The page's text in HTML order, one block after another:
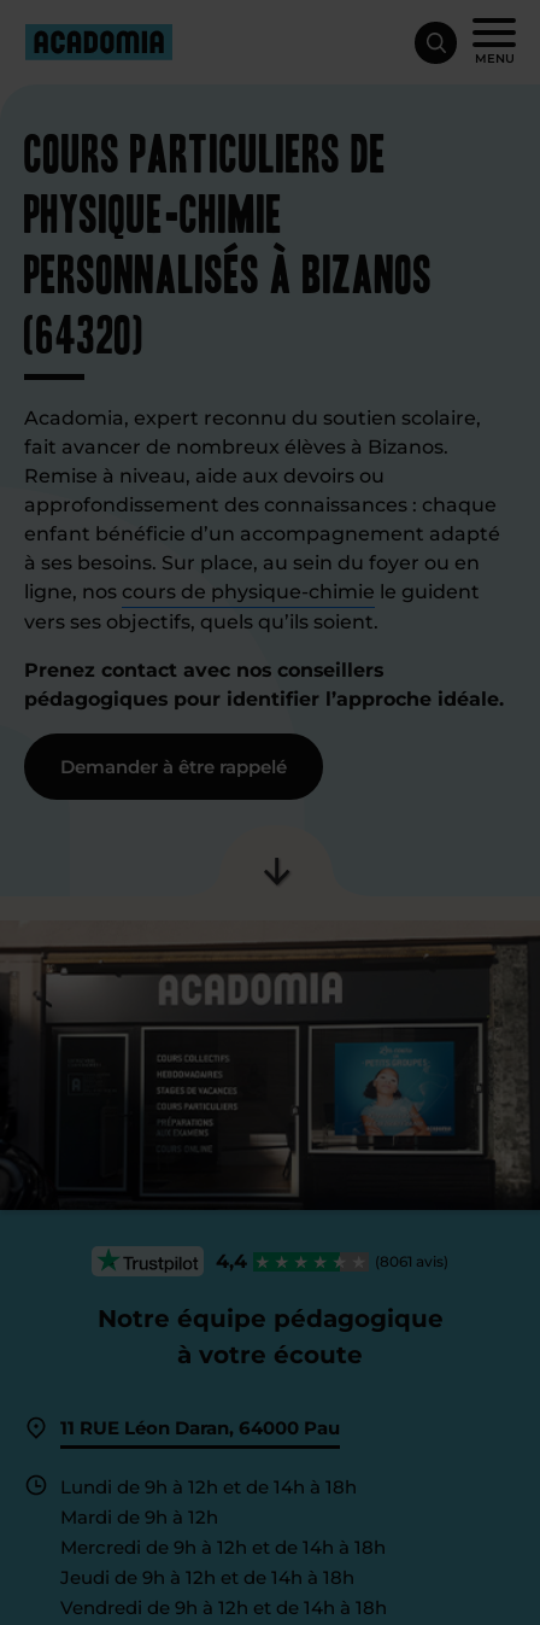
MENU
Cours particuliers de
physique-chimie
personnalisés à Bizanos
(64320)
Acadomia, expert reconnu du soutien scolaire,
fait avancer de nombreux élèves à Bizanos.
Remise à niveau, aide aux devoirs ou
approfondissement des connaissances : chaque
enfant bénéficie d’un accompagnement adapté
à ses besoins. Sur place, au sein du foyer ou en
ligne, nos cours de physique-chimie le guident
vers ses objectifs, quels qu’ils soient.
Prenez contact avec nos conseillers
pédagogiques pour identifier l’approche idéale.
Demander à être rappelé
4,4 (8061 avis)
Notre équipe pédagogique
à votre écoute
11 RUE Léon Daran, 64000 Pau
Lundi de 9h à 12h et de 14h à 18h
Mardi de 9h à 12h
Mercredi de 9h à 12h et de 14h à 18h
Jeudi de 9h à 12h et de 14h à 18h
Vendredi de 9h à 12h et de 14h à 18h